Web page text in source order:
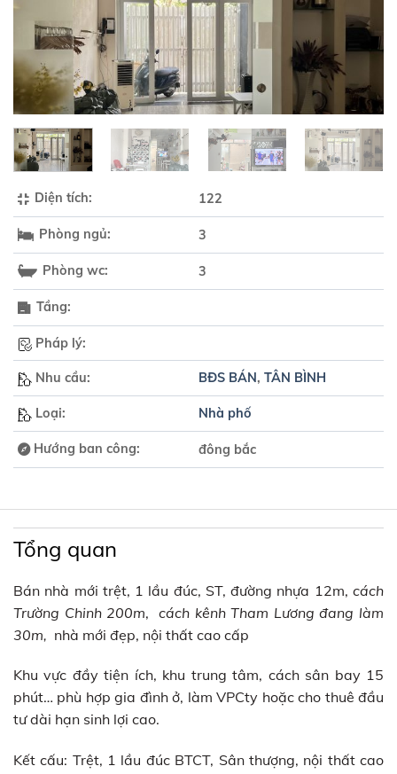
Diện tích: 122
Phòng ngủ: 3
Phòng wc: 3
Tầng:
Pháp lý:
Nhu cầu: BĐS BÁN, TÂN BÌNH
Loại: Nhà phố
Hướng ban công: đông bắc
Tổng quan
Bán nhà mới trệt, 1 lầu đúc, ST, đường nhựa 12m, cách
Trường Chinh 200m,cách kênh Tham Lương đang làm
30m, nhà mới đẹp, nội thất cao cấp
Khu vực đầy tiện ích, khu trung tâm, cách sân bay 15
phút… phù hợp gia đình ở, làm VPCty hoặc cho thuê đầu
tư dài hạn sinh lợi cao.
Kết cấu: Trệt, 1 lầu đúc BTCT, Sân thượng, nội thất cao